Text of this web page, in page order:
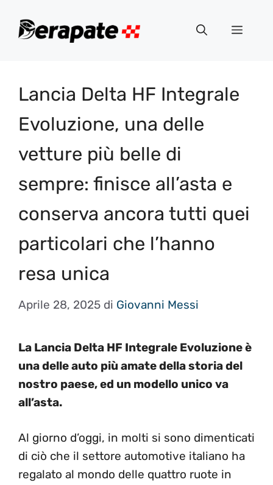
Menu
Lancia Delta HF Integrale
Evoluzione, una delle
vetture più belle di
sempre: finisce all’asta e
conserva ancora tutti quei
particolari che l’hanno
resa unica
Aprile 28, 2025 di Giovanni Messi
La Lancia Delta HF Integrale Evoluzione è
una delle auto più amate della storia del
nostro paese, ed un modello unico va
all’asta.
Al giorno d’oggi, in molti si sono dimenticati
di ciò che il settore automotive italiano ha
regalato al mondo delle quattro ruote in